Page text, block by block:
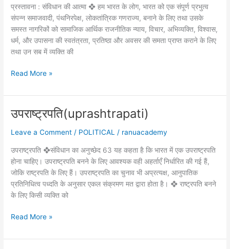
प्रस्तावना : संविधान की आत्मा ❖ हम भारत के लोग, भारत को एक संपूर्ण प्रभुत्व
संपन्न समाजवादी, पंथनिरपेक्ष, लोकतांत्रिक गणराज्य, बनाने के लिए तथा उसके
समस्त नागरिकों को सामाजिक आर्थिक राजनीतिक न्याय, विचार, अभिव्यक्ति, विश्वास,
धर्म, और उपासना की स्वतंत्रता, प्रतिष्ठा और अवसर की समता प्राप्त कराने के लिए
तथा उन सब में व्यक्ति की
प्रस्तावना
Read More »
उपराष्ट्रपति(uprashtrapati)
Leave a Comment / POLITICAL / ranuacademy
उपराष्ट्रपति ❖संविधान का अनुच्छेद 63 यह कहता है कि भारत में एक उपराष्ट्रपति
होना चाहिए। उपराष्ट्रपति बनने के लिए आवश्यक वही अहर्ताएँ निर्धारित की गई हैं,
जोकि राष्ट्रपति के लिए हैं। उपराष्ट्रपति का चुनाव भी अप्रत्यक्ष, आनुपातिक
प्रतिनिधित्व पध्दति के अनुसार एकल संक्रमण मत द्वारा होता है। ❖ राष्ट्रपति बनने
के लिए किसी व्यक्ति को
उपराष्ट्रपति(uprashtrapati)
Read More »